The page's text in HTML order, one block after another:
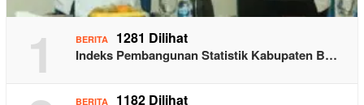
1 BERITA 1281 Dilihat
Indeks Pembangunan Statistik Kabupaten B…
BERITA 1182 Dilihat